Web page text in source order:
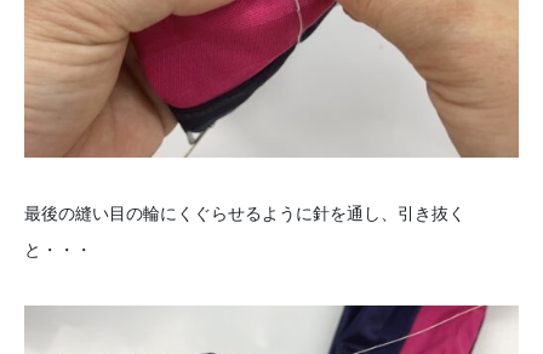
最後の縫い目の輪にくぐらせるように針を通し、引き抜く
と・・・